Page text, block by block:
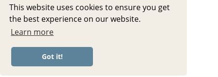
This website uses cookies to ensure you get
the best experience on our website.
Learn more
Got it!